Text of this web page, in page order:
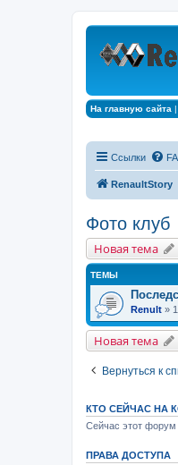
На главную сайта |
Ссылки
RenaultStory
Фото клуб
Новая тема
ТЕМЫ
Renult »
Новая тема
Вернуться к
КТО СЕЙЧАС НА
Сейчас этот форум
ПРАВА ДОСТУПА